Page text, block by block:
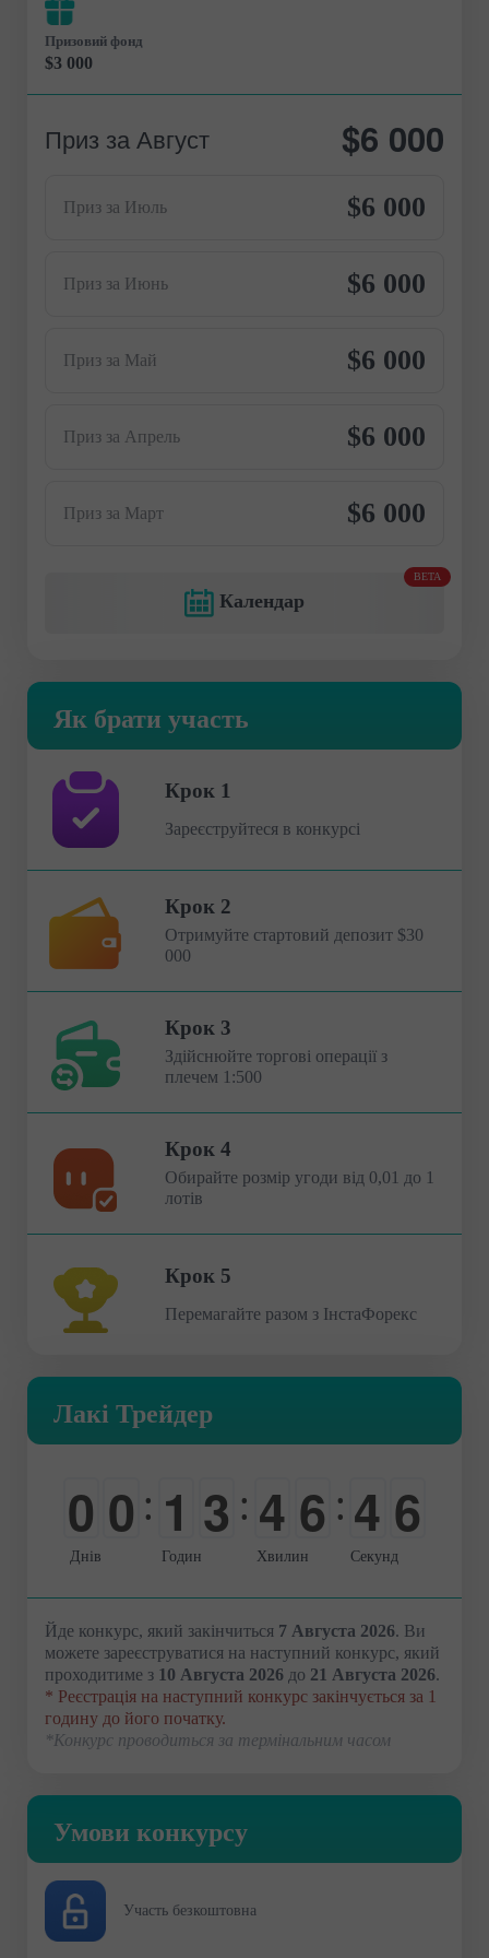
Призовий фонд
$3 000
$6 000
Приз за Август
Приз за Июль $6 000
Приз за Июнь $6 000
Приз за Май $6 000
Приз за Апрель $6 000
Приз за Март $6 000
Календар
BETA
Як брати участь
Крок 1
Зареєструйтеся в конкурсі
Крок 2
Отримуйте стартовий депозит $30
000
Крок 3
Здійснюйте торгові операції з
плечем 1:500
Крок 4
Обирайте розмір угоди від 0,01 до 1
лотів
Крок 5
Перемагайте разом з ІнстаФорекс
Лакі Трейдер
0
-
0 : 1
0
3 : 4
0
6
0
: 4
5
5
6
Днів Годин Хвилин Секунд
Йде конкурс, який закінчиться 7 Августа 2026. Ви
можете зареєструватися на наступний конкурс, який
проходитиме з 10 Августа 2026 до 21 Августа 2026.
* Реєстрація на наступний конкурс закінчується за 1
годину до його початку.
*Конкурс проводиться за термінальним часом
Умови конкурсу
Участь безкоштовна